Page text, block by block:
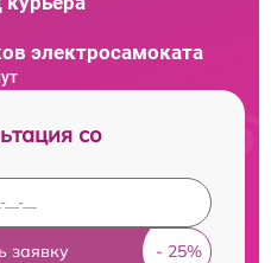
электросамоката
со
заявку